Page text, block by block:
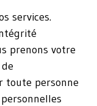
services.
prenons votre
toute personne